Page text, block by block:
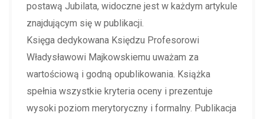
postawą Jubilata, widoczne jest w każdym artykule
znajdującym się w publikacji.
Księga dedykowana Księdzu Profesorowi
Władysławowi Majkowskiemu uważam za
wartościową i godną opublikowania. Książka
spełnia wszystkie kryteria oceny i prezentuje
wysoki poziom merytoryczny i formalny. Publikacja